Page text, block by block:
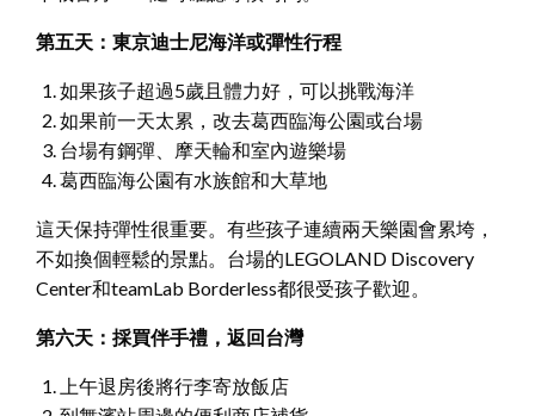
第五天：東京迪士尼海洋或彈性行程
如果孩子超過5歲且體力好，可以挑戰海洋
如果前一天太累，改去葛西臨海公園或台場
台場有鋼彈、摩天輪和室內遊樂場
葛西臨海公園有水族館和大草地
這天保持彈性很重要。有些孩子連續兩天樂園會累垮，
不如換個輕鬆的景點。台場的LEGOLAND Discovery
Center和teamLab Borderless都很受孩子歡迎。
第六天：採買伴手禮，返回台灣
上午退房後將行李寄放飯店